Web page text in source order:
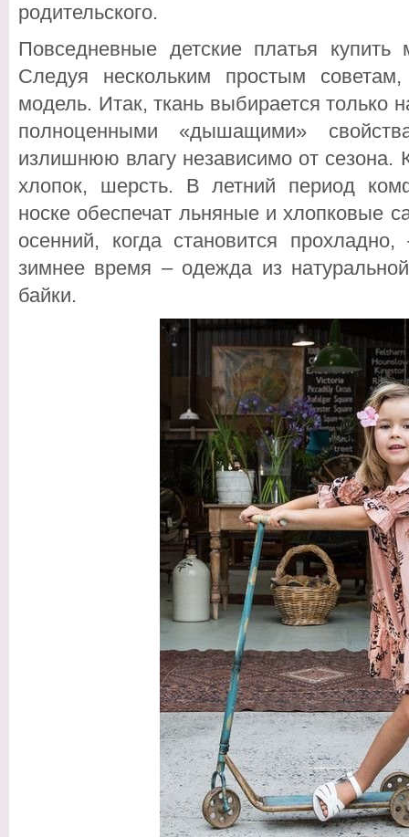
родительского.
Повседневные детские платья
Следуя нескольким простым
модель. Итак, ткань выбирается только
полноценными «дышащими»
излишнюю влагу независимо от сезона.
хлопок, шерсть. В летний период
носке обеспечат льняные и хлопковые
осенний, когда становится
зимнее время – одежда из
байки.